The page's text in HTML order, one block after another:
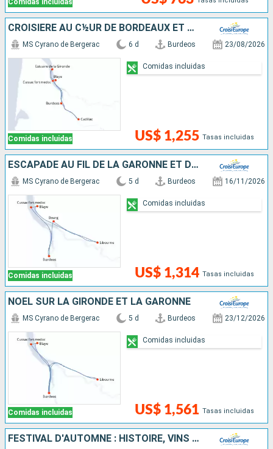
Comidas incluidas
CROISIÈRE AU C½UR DE BORDEAUX ET SA RÉGION : ITINÉRAIRE DÉCOUVERTE
Comidas incluidas
MS Cyrano de Bergerac 6 d Burdeos 23/08/2026
US$ 1,255 Tasas incluidas
Comidas incluidas
ESCAPADE AU FIL DE LA GARONNE ET DE LA DORDOGNE
Comidas incluidas
MS Cyrano de Bergerac 5 d Burdeos 16/11/2026
US$ 1,314 Tasas incluidas
Comidas incluidas
NOËL SUR LA GIRONDE ET LA GARONNE
Comidas incluidas
MS Cyrano de Bergerac 5 d Burdeos 23/12/2026
US$ 1,561 Tasas incluidas
Comidas incluidas
FESTIVAL D'AUTOMNE : HISTOIRE, VINS ET PATRIMOINE DES FLEUVES DU SUD-OUEST